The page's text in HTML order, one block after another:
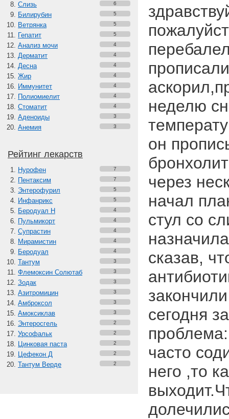
Слизь 6
Билирубин 5
Ветрянка 5
Гепатит 5
Анализ мочи 4
Дерматит 4
Десна 4
Жир 4
Иммунитет 4
Полиомиелит 4
Стоматит 4
Аденоиды 3
Анемия 3
Рейтинг лекарств
Нурофен 7
Пентаксим 7
Энтерофурил 5
Инфанрикс 5
Беродуал Н 4
Пульмикорт 4
Супрастин 4
Мирамистин 4
Беродуал 4
Тантум 3
Флемоксин Солютаб 3
Зодак 3
Азитромицин 3
Амброксол 3
Амоксиклав 3
Энтеросгель 2
Урсофальк 2
Цинковая паста 2
Цефекон Д 2
Тантум Верде 2
неделю
он
через
начал
стул со
сказав,
сегодня
часто
него ,то